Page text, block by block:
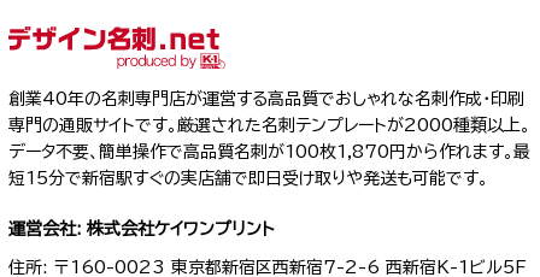
創業40年の名刺専門店が運営する高品質でおしゃれな名刺作成・印刷
専門の通販サイトです。厳選された名刺テンプレートが2000種類以上。
データ不要、簡単操作で高品質名刺が100枚1,870円から作れます。最
短15分で新宿駅すぐの実店舗で即日受け取りや発送も可能です。
運営会社: 株式会社ケイワンプリント
住所: 〒160-0023 東京都新宿区西新宿7-2-6 西新宿K-1ビル5F